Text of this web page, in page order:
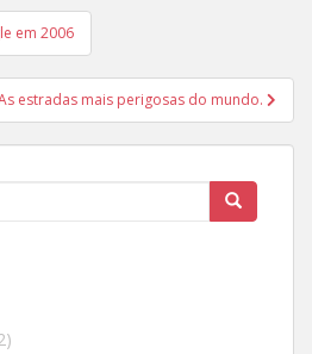
em 2006
estradas mais perigosas do mundo.